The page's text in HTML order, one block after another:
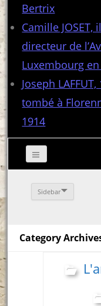
Bertrix
Camille
directeur de
Luxembourg en
Joseph
tombé à
1914
Sidebar
Category